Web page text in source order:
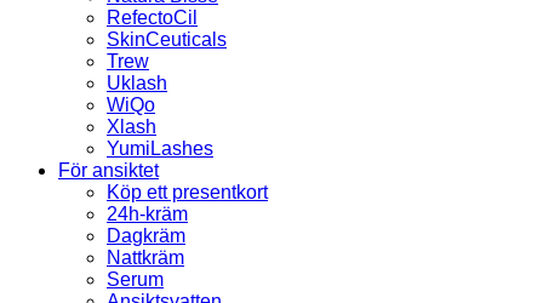
RefectoCil
SkinCeuticals
Trew
Uklash
WiQo
Xlash
YumiLashes
För ansiktet
Köp ett presentkort
24h-kräm
Dagkräm
Nattkräm
Serum